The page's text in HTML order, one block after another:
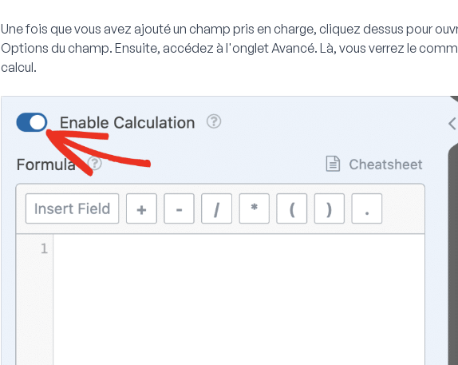
Une fois que vous avez ajouté un champ pris en charge, cliquez dessus pour
Options du champ. Ensuite, accédez à l'ongletAvancé. Là, vous verrez le
calcul.